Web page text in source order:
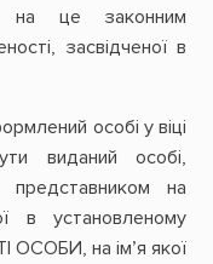
на це законним
засвідченої в
особі у віці
виданий особі,
на
в установленому
на ім’я якої